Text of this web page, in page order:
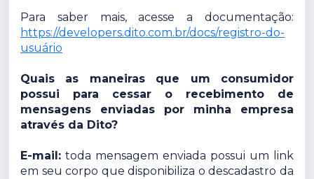
Para saber mais, acesse a documentação:
https://developers.dito.com.br/docs/registro-do-
usuário
Quais as maneiras que um consumidor
possui para cessar o recebimento de
mensagens enviadas por minha empresa
através da Dito?
E-mail: toda mensagem enviada possui um link
em seu corpo que disponibiliza o descadastro da